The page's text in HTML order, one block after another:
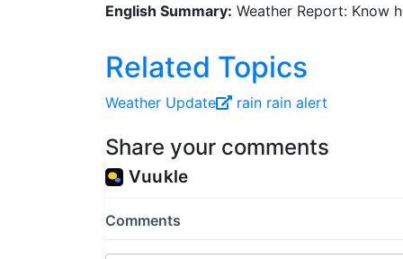
Related Topics
Weather Update rain rain alert